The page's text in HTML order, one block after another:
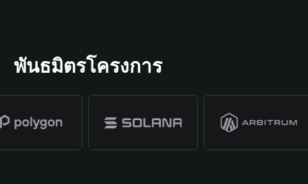
พันธมิตรโครงการ